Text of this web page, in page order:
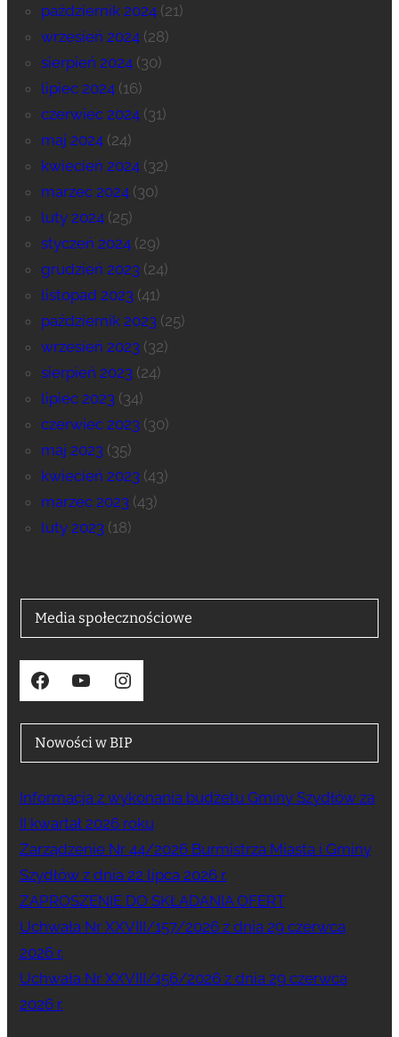
październik 2024(21)
wrzesień 2024(28)
sierpień 2024(30)
lipiec 2024(16)
czerwiec 2024(31)
maj 2024(24)
kwiecień 2024(32)
marzec 2024(30)
luty 2024(25)
styczeń 2024(29)
grudzień 2023 (24)
listopad 2023 (41)
październik 2023 (25)
wrzesień 2023 (32)
sierpień 2023 (24)
lipiec 2023 (34)
czerwiec 2023 (30)
maj 2023 (35)
kwiecień 2023 (43)
marzec 2023 (43)
luty 2023 (18)
Media społecznościowe
Facebook YouTube Instagram
Nowości w BIP
Informacja z wykonania budżetu Gminy Szydłów za
II kwartał 2026 roku
Zarządzenie Nr 44/2026 Burmistrza Miasta i Gminy
Szydłów z dnia 22 lipca 2026 r.
ZAPROSZENIE DO SKŁADANIA OFERT
Uchwała Nr XXVIII/157/2026 z dnia 29 czerwca
2026 r.
Uchwała Nr XXVIII/156/2026 z dnia 29 czerwca
2026 r.